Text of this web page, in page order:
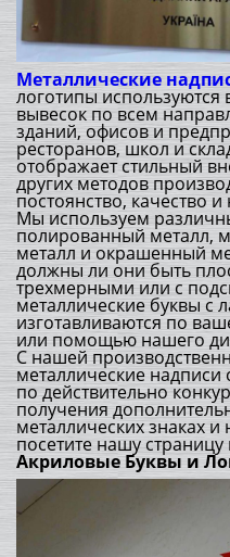
Металлические
логотипы
вывесок по всем
зданий, офисов и
ресторанов, школ и
отображает стильный
других методов
постоянство, качество
Мы используем
полированный металл,
металл и окрашенный
должны ли они быть
трехмерными или с
металлические буквы с
изготавливаются по
или помощью нашего
С нашей
металлические надписи
по действительно
получения
металлических знаках
посетите нашу
Акриловые Буквы и